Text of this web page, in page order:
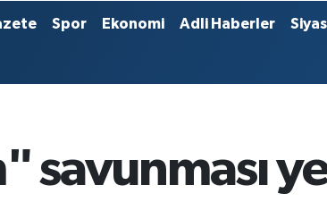
Spor Ekonomi Adli Haberler
savunması